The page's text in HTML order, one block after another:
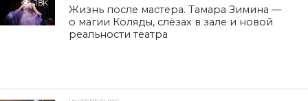
1.8K
Жизнь после мастера. Тамара Зимина —
о магии Коляды, слёзах в зале и новой
реальности театра